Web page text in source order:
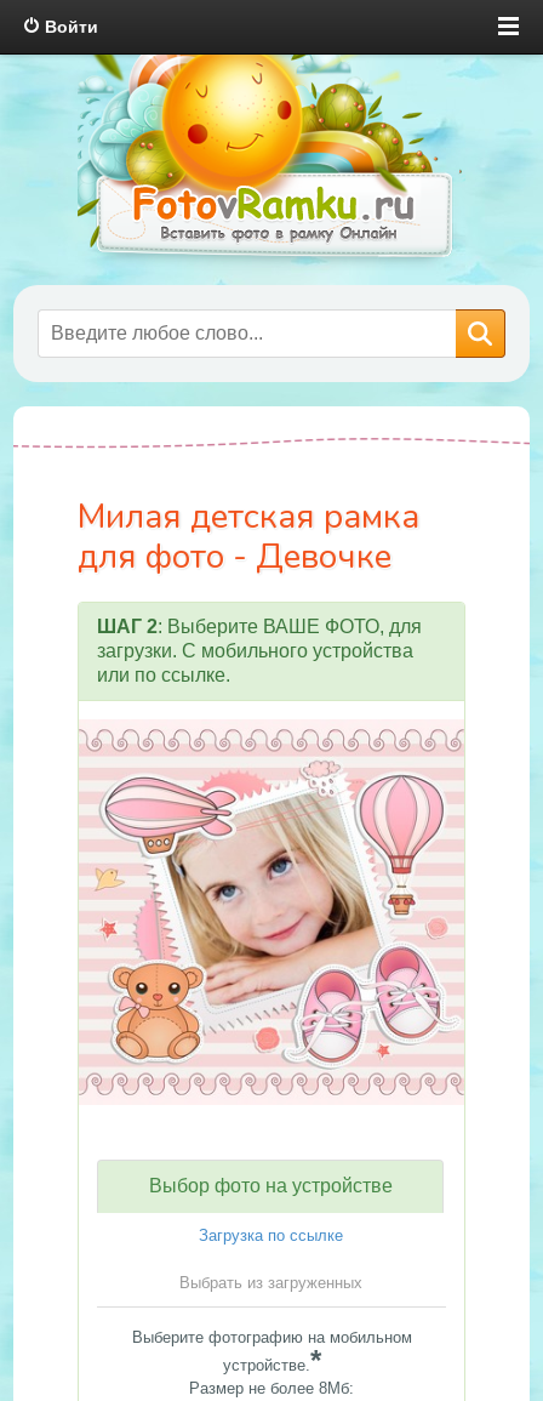
Войти
Милая детская рамка
для фото - Девочке
ШАГ 2: Выберите ВАШЕ ФОТО, для
загрузки. С мобильного устройства
или по ссылке.
Выбор фото на устройстве
Загрузка по ссылке
Выбрать из загруженных
Выберите фотографию на мобильном
устройстве.*
Размер не более 8Мб: